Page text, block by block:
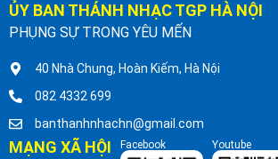
ỦY BAN THÁNH NHẠC TGP HÀ NỘI
PHỤNG SỰ TRONG YÊU MẾN
40 Nhà Chung, Hoàn Kiếm, Hà Nội
082 4332 699
banthanhnhachn@gmail.com
MẠNG XÃ HỘI Facebook Youtube